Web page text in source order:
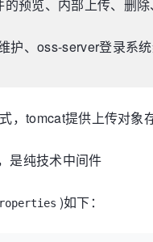
预览、内部上传、删
护、oss-server登录系
，tomcat提供上传对象
是纯技术中间件
)如下：